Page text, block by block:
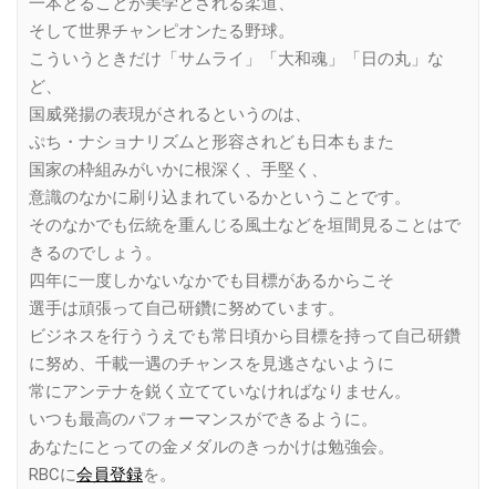
そして世界チャンピオンたる野球。
こういうときだけ「サムライ」「大和魂」「日の丸」な
ど、
国威発揚の表現がされるというのは、
ぷち・ナショナリズムと形容されども日本もまた
国家の枠組みがいかに根深く、手堅く、
意識のなかに刷り込まれているかということです。
そのなかでも伝統を重んじる風土などを垣間見ることはで
きるのでしょう。
四年に一度しかないなかでも目標があるからこそ
選手は頑張って自己研鑽に努めています。
ビジネスを行ううえでも常日頃から目標を持って自己研鑽
に努め、千載一遇のチャンスを見逃さないように
常にアンテナを鋭く立てていなければなりません。
いつも最高のパフォーマンスができるように。
あなたにとっての金メダルのきっかけは勉強会。
RBCに会員登録を。